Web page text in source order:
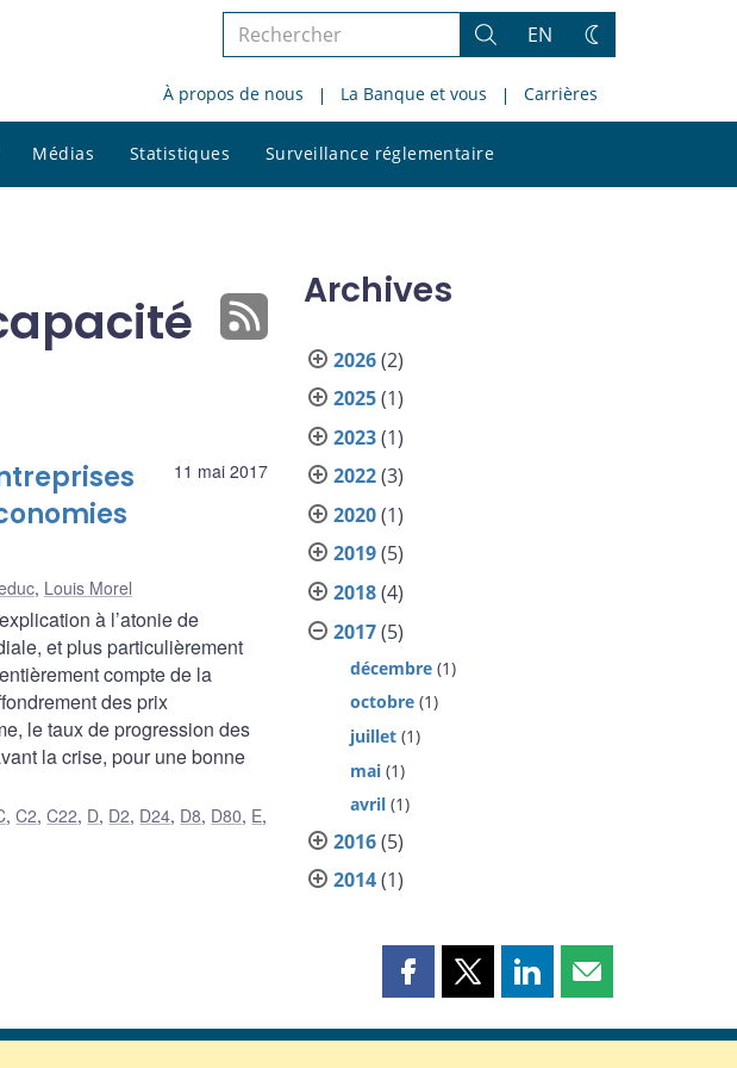
Rechercher
le
site
Rechercher
EN
Changez
thème
À propos de nous La Banque et vous Carrières
Médias Statistiques Surveillance réglementaire
le
11 mai 2017
, Louis Morel
à l’atonie de
et plus particulièrement
compte de la
des prix
le taux de progression des
la crise, pour une bonne
,C2,C22, D, D2, D24, D8, D80, E,
Archives
2026(2)
2025(1)
2023(1)
2022(3)
2020(1)
2019(5)
2018(4)
2017(5)
décembre (1)
octobre (1)
juillet (1)
mai (1)
avril (1)
2016(5)
2014(1)
Partager
page
Partager
page
Partager
page
Partager
page